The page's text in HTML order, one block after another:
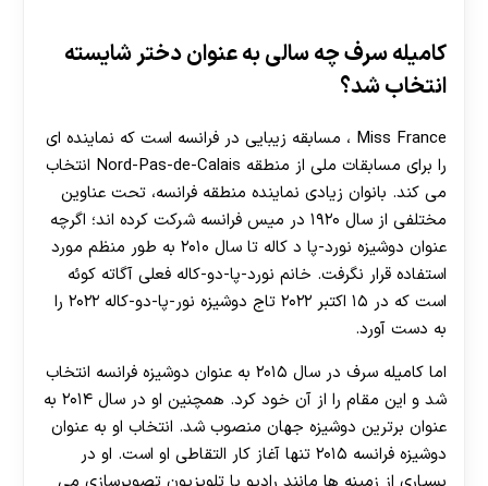
کامیله سرف چه سالی به عنوان دختر شایسته
انتخاب شد؟
Miss France ، مسابقه زیبایی در فرانسه است که نماینده ای
را برای مسابقات ملی از منطقه Nord-Pas-de-Calais انتخاب
می کند. بانوان زیادی نماینده منطقه فرانسه، تحت عناوین
مختلفی از سال ۱۹۲۰ در میس فرانسه شرکت کرده اند؛ اگرچه
عنوان دوشیزه نورد-پا د کاله تا سال ۲۰۱۰ به طور منظم مورد
استفاده قرار نگرفت. خانم نورد-پا-دو-کاله فعلی آگاته کوئه
است که در ۱۵ اکتبر ۲۰۲۲ تاج دوشیزه نور-پا-دو-کاله ۲۰۲۲ را
به دست آورد.
اما کامیله سرف در سال ۲۰۱۵ به عنوان دوشیزه فرانسه انتخاب
شد و این مقام را از آن خود کرد. همچنین او در سال ۲۰۱۴ به
عنوان برترین دوشیزه جهان منصوب شد. انتخاب او به عنوان
دوشیزه فرانسه ۲۰۱۵ تنها آغاز کار التقاطی او است. او در